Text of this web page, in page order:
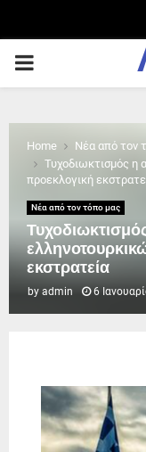
PRIMARY
Home
Νέα από τον
Τυχοδιωκτισμός η
προεκλογική
Νέα από τον τόπο μας
εκστρατεία
by admin 6